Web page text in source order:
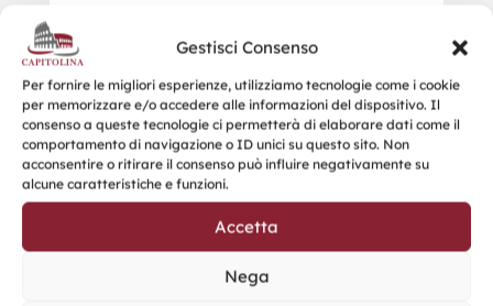
Gestisci Consenso
Per fornire le migliori esperienze, utilizziamo tecnologie come i cookie
per memorizzare e/o accedere alle informazioni del dispositivo. Il
consenso a queste tecnologie ci permetterà di elaborare dati come il
comportamento di navigazione o ID unici su questo sito. Non
acconsentire o ritirare il consenso può influire negativamente su
alcune caratteristiche e funzioni.
Accetta
Nega